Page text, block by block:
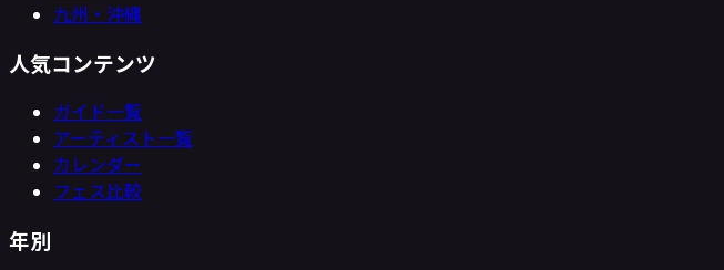
九州・沖縄
人気コンテンツ
ガイド一覧
アーティスト一覧
カレンダー
フェス比較
年別